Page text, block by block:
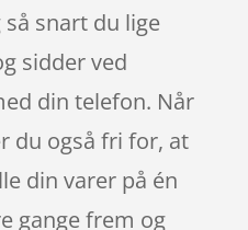
snart du lige
sidder ved
din telefon. Når
du også fri for, at
din varer på én
gange frem og